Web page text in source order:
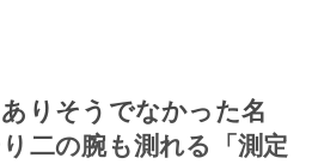
ありそうでなかった名
二の腕も測れる「測定